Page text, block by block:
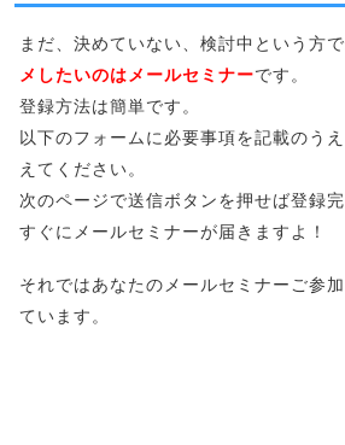
まだ、決めていない、検討中という方
メしたいのはメールセミナーです。
登録方法は簡単です。
以下のフォームに必要事項を記載のう
えてください。
次のページで送信ボタンを押せば登録完
すぐにメールセミナーが届きますよ！
それではあなたのメールセミナーご参
ています。